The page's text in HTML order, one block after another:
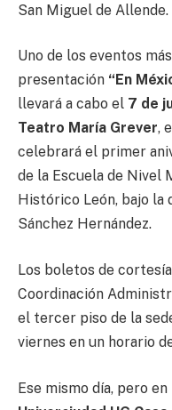
San Miguel de Allende.
Uno de los eventos
presentación “En
llevará a cabo el 7 de
Teatro María Grever,
celebrará el primer
de la Escuela de Nivel
Histórico León, bajo la
Sánchez Hernández.
Los boletos de
Coordinación
el tercer piso de la
viernes en un horario
Ese mismo día, pero